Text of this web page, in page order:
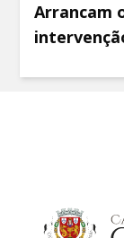
Arrancam